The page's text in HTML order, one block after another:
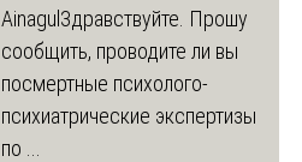
Ainagul Здравствуйте. Прошу
сообщить, проводите ли вы
посмертные психолого-
психиатрические экспертизы
по ...